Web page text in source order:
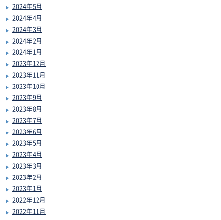
2024年5月
2024年4月
2024年3月
2024年2月
2024年1月
2023年12月
2023年11月
2023年10月
2023年9月
2023年8月
2023年7月
2023年6月
2023年5月
2023年4月
2023年3月
2023年2月
2023年1月
2022年12月
2022年11月